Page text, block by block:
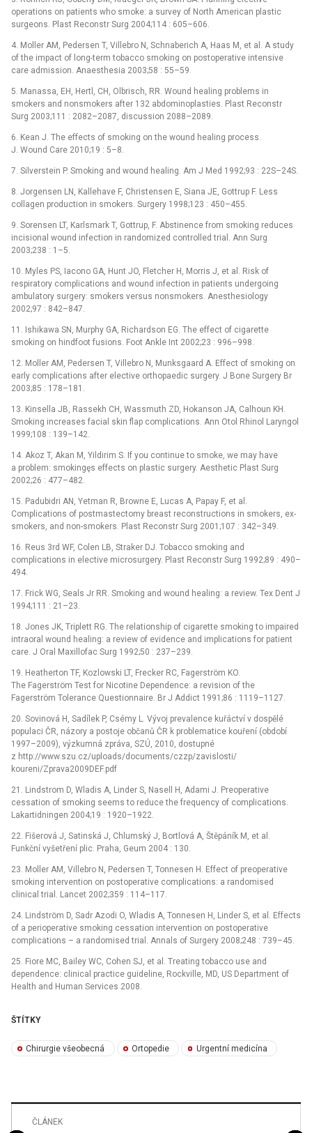
operations on patients who smoke: a survey of North American plastic
surgeons. Plast Reconstr Surg 2004;114 : 605–606.
4. Moller AM, Pedersen T, Villebro N, Schnaberich A, Haas M, et al. A study
of the impact of long-term tobacco smoking on postoperative intensive
care admission. Anaesthesia 2003;58 : 55–59.
5. Manassa, EH, Hertl, CH, Olbrisch, RR. Wound healing problems in
smokers and nonsmokers after 132 abdominoplasties. Plast Reconstr
Surg 2003;111 : 2082–2087, discussion 2088–2089.
6. Kean J. The effects of smoking on the wound healing process.
J. Wound Care 2010;19 : 5–8.
7. Silverstein P. Smoking and wound healing. Am J Med 1992;93 : 22S–24S.
8. Jorgensen LN, Kallehave F, Christensen E, Siana JE, Gottrup F. Less
collagen production in smokers. Surgery 1998;123 : 450–455.
9. Sorensen LT, Karlsmark T, Gottrup, F. Abstinence from smoking reduces
incisional wound infection in randomized controlled trial. Ann Surg
2003;238 : 1–5.
10. Myles PS, Iacono GA, Hunt JO, Fletcher H, Morris J, et al. Risk of
respiratory complications and wound infection in patients undergoing
ambulatory surgery: smokers versus nonsmokers. Anesthesiology
2002;97 : 842–847.
11. Ishikawa SN, Murphy GA, Richardson EG. The effect of cigarette
smoking on hindfoot fusions. Foot Ankle Int 2002;23 : 996–998.
12. Moller AM, Pedersen T, Villebro N, Munksgaard A. Effect of smoking on
early complications after elective orthopaedic surgery. J Bone Surgery Br
2003;85 : 178–181.
13. Kinsella JB, Rassekh CH, Wassmuth ZD, Hokanson JA, Calhoun KH.
Smoking increases facial skin flap complications. Ann Otol Rhinol Laryngol
1999;108 : 139–142.
14. Akoz T, Akan M, Yildirim S. If you continue to smoke, we may have
a problem: smokingęs effects on plastic surgery. Aesthetic Plast Surg
2002;26 : 477–482.
15. Padubidri AN, Yetman R, Browne E, Lucas A, Papay F, et al.
Complications of postmastectomy breast reconstructions in smokers, ex-
smokers, and non-smokers. Plast Reconstr Surg 2001;107 : 342–349.
16. Reus 3rd WF, Colen LB, Straker DJ. Tobacco smoking and
complications in elective microsurgery. Plast Reconstr Surg 1992;89 : 490–
494.
17. Frick WG, Seals Jr RR. Smoking and wound healing: a review. Tex Dent J
1994;111 : 21–23.
18. Jones JK, Triplett RG. The relationship of cigarette smoking to impaired
intraoral wound healing: a review of evidence and implications for patient
care. J Oral Maxillofac Surg 1992;50 : 237–239.
19. Heatherton TF, Kozlowski LT, Frecker RC, Fagerström KO.
The Fagerström Test for Nicotine Dependence: a revision of the
Fagerström Tolerance Questionnaire. Br J Addict 1991;86 : 1119–1127.
20. Sovinová H, Sadílek P, Csémy L. Vývoj prevalence kuřáctví v dospělé
populaci ČR, názory a postoje občanů ČR k problematice kouření (období
1997–2009), výzkumná zpráva, SZÚ, 2010, dostupné
z http://www.szu.cz/uploads/documents/czzp/zavislosti/
koureni/Zprava2009DEF.pdf
21. Lindstrom D, Wladis A, Linder S, Nasell H, Adami J. Preoperative
cessation of smoking seems to reduce the frequency of complications.
Lakartidningen 2004;19 : 1920–1922.
22. Fišerová J, Satinská J, Chlumský J, Bortlová A, Štěpáník M, et al.
Funkční vyšetření plic. Praha, Geum 2004 : 130.
23. Moller AM, Villebro N, Pedersen T, Tonnesen H. Effect of preoperative
smoking intervention on postoperative complications: a randomised
clinical trial. Lancet 2002;359 : 114–117.
24. Lindström D, Sadr Azodi O, Wladis A, Tonnesen H, Linder S, et al. Effects
of a perioperative smoking cessation intervention on postoperative
complications –⁠ a randomised trial. Annals of Surgery 2008;248 : 739–45.
25. Fiore MC, Bailey WC, Cohen SJ, et al. Treating tobacco use and
dependence: clinical practice guideline, Rockville, MD, US Department of
Health and Human Services 2008.
ŠTÍTKY
Chirurgie všeobecná Ortopedie Urgentní medicína
ČLÁNEK